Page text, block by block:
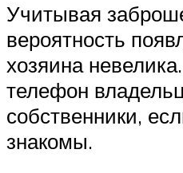
Учитывая
вероятность
хозяина
телефон
собственники,
знакомы.